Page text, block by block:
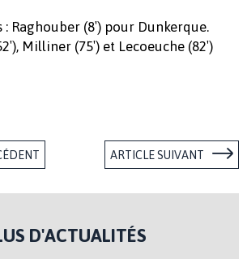
: Raghouber (8′) pour Dunkerque.
Milliner (75′) et Lecoeuche (82′)
ARTICLE SUIVANT
D'ACTUALITÉS